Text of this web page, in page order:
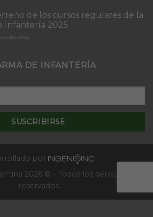
Concepción”
del
Curso
de
Tácticas
Aplicativas
de los cursos regulares de la
Infantería 2025
en
terreno
cursos
de
Escuela
de
DE INFANTERÍA
por
2026 © - Todos los derechos
reservados